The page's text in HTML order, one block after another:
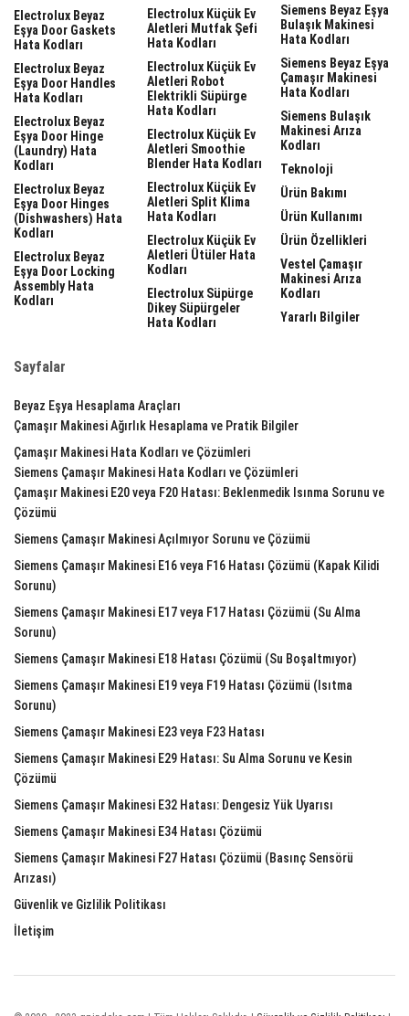
Electrolux Beyaz
Eşya Door Gaskets
Hata Kodları
Electrolux Beyaz
Eşya Door Handles
Hata Kodları
Electrolux Beyaz
Eşya Door Hinge
(laundry) Hata
Kodları
Electrolux Beyaz
Eşya Door Hinges
(dishwashers) Hata
Kodları
Electrolux Beyaz
Eşya Door Locking
Assembly Hata
Kodları
Electrolux Küçük Ev
Aletleri Mutfak Şefi
Hata Kodları
Electrolux Küçük Ev
Aletleri Robot
Elektrikli Süpürge
Hata Kodları
Electrolux Küçük Ev
Aletleri Smoothie
Blender Hata Kodları
Electrolux Küçük Ev
Aletleri Split Klima
Hata Kodları
Electrolux Küçük Ev
Aletleri Ütüler Hata
Kodları
Electrolux Süpürge
Dikey Süpürgeler
Hata Kodları
Siemens Beyaz Eşya
Bulaşık Makinesi
Hata Kodları
Siemens Beyaz Eşya
Çamaşır Makinesi
Hata Kodları
Siemens Bulaşık
Makinesi Arıza
Kodları
Teknoloji
Ürün Bakımı
Ürün Kullanımı
Ürün Özellikleri
Vestel Çamaşır
Makinesi Arıza
Kodları
Yararlı Bilgiler
Sayfalar
Beyaz Eşya Hesaplama Araçları
Çamaşır Makinesi Ağırlık Hesaplama ve Pratik Bilgiler
Çamaşır Makinesi Hata Kodları ve Çözümleri
Siemens Çamaşır Makinesi Hata Kodları ve Çözümleri
Çamaşır Makinesi E20 veya F20 Hatası: Beklenmedik Isınma Sorunu ve
Çözümü
Siemens Çamaşır Makinesi Açılmıyor Sorunu ve Çözümü
Siemens Çamaşır Makinesi E16 veya F16 Hatası Çözümü (Kapak Kilidi
Sorunu)
Siemens Çamaşır Makinesi E17 veya F17 Hatası Çözümü (Su Alma
Sorunu)
Siemens Çamaşır Makinesi E18 Hatası Çözümü (Su Boşaltmıyor)
Siemens Çamaşır Makinesi E19 veya F19 Hatası Çözümü (Isıtma
Sorunu)
Siemens Çamaşır Makinesi E23 veya F23 Hatası
Siemens Çamaşır Makinesi E29 Hatası: Su Alma Sorunu ve Kesin
Çözümü
Siemens Çamaşır Makinesi E32 Hatası: Dengesiz Yük Uyarısı
Siemens Çamaşır Makinesi E34 Hatası Çözümü
Siemens Çamaşır Makinesi F27 Hatası Çözümü (Basınç Sensörü
Arızası)
Güvenlik ve Gizlilik Politikası
İletişim